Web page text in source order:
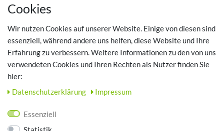
MEIN KONTO
TOP SCHUHTHEMEN
Hausschuhe - Bequeme Schuhe für zuhause
Cookies
Wir nutzen Cookies auf unserer Website. Einige von diesen sind
essenziell, während andere uns helfen, diese Website und Ihre
Erfahrung zu verbessern. Weitere Informationen zu den von uns
verwendeten Cookies und Ihren Rechten als Nutzer finden Sie
hier:
Daten­schutz­erklärung
Impressum
Essenziell